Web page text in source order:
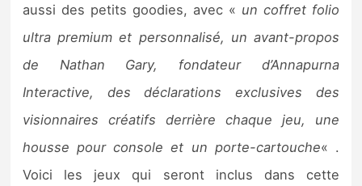
Précommandes
Précommandes jeux Switch 2
Sorties de jeux
Bons plans
aussi des petits goodies, avec « un coffret folio
ultra premium et personnalisé, un avant-propos
de Nathan Gary, fondateur d’Annapurna
Interactive, des déclarations exclusives des
visionnaires créatifs derrière chaque jeu, une
housse pour console et un porte-cartouche« .
Voici les jeux qui seront inclus dans cette